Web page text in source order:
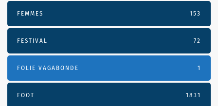
FEMMES 153
FESTIVAL 72
FOLIE VAGABONDE 1
FOOT 1831